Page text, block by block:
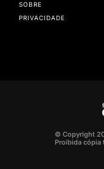
SOBRE
PRIVACIDADE
© Copyright
Proibida cópia